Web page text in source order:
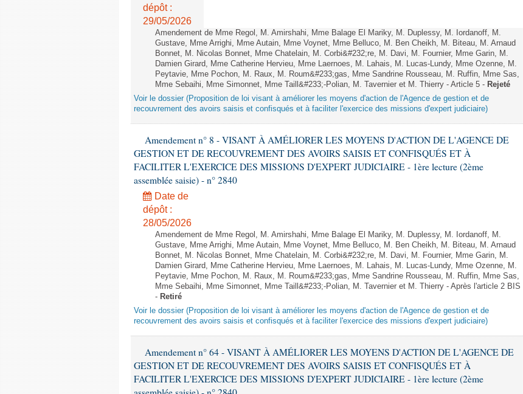
dépôt :
29/05/2026
Amendement de Mme Regol, M. Amirshahi, Mme Balage El Mariky, M. Duplessy, M. Iordanoff, M.
Gustave, Mme Arrighi, Mme Autain, Mme Voynet, Mme Belluco, M. Ben Cheikh, M. Biteau, M. Arnaud
Bonnet, M. Nicolas Bonnet, Mme Chatelain, M. Corbi&#232;re, M. Davi, M. Fournier, Mme Garin, M.
Damien Girard, Mme Catherine Hervieu, Mme Laernoes, M. Lahais, M. Lucas-Lundy, Mme Ozenne, M.
Peytavie, Mme Pochon, M. Raux, M. Roum&#233;gas, Mme Sandrine Rousseau, M. Ruffin, Mme Sas,
Mme Sebaihi, Mme Simonnet, Mme Taill&#233;-Polian, M. Tavernier et M. Thierry - Article 5 - Rejeté
Voir le dossier (Proposition de loi visant à améliorer les moyens d'action de l'Agence de gestion et de
recouvrement des avoirs saisis et confisqués et à faciliter l'exercice des missions d'expert judiciaire)
Amendement n° 8 - VISANT À AMÉLIORER LES MOYENS D'ACTION DE L'AGENCE DE
GESTION ET DE RECOUVREMENT DES AVOIRS SAISIS ET CONFISQUÉS ET À
FACILITER L'EXERCICE DES MISSIONS D'EXPERT JUDICIAIRE - 1ère lecture (2ème
assemblée saisie) - n° 2840
Date de
dépôt :
28/05/2026
Amendement de Mme Regol, M. Amirshahi, Mme Balage El Mariky, M. Duplessy, M. Iordanoff, M.
Gustave, Mme Arrighi, Mme Autain, Mme Voynet, Mme Belluco, M. Ben Cheikh, M. Biteau, M. Arnaud
Bonnet, M. Nicolas Bonnet, Mme Chatelain, M. Corbi&#232;re, M. Davi, M. Fournier, Mme Garin, M.
Damien Girard, Mme Catherine Hervieu, Mme Laernoes, M. Lahais, M. Lucas-Lundy, Mme Ozenne, M.
Peytavie, Mme Pochon, M. Raux, M. Roum&#233;gas, Mme Sandrine Rousseau, M. Ruffin, Mme Sas,
Mme Sebaihi, Mme Simonnet, Mme Taill&#233;-Polian, M. Tavernier et M. Thierry - Après l'article 2 BIS
- Retiré
Voir le dossier (Proposition de loi visant à améliorer les moyens d'action de l'Agence de gestion et de
recouvrement des avoirs saisis et confisqués et à faciliter l'exercice des missions d'expert judiciaire)
Amendement n° 64 - VISANT À AMÉLIORER LES MOYENS D'ACTION DE L'AGENCE DE
GESTION ET DE RECOUVREMENT DES AVOIRS SAISIS ET CONFISQUÉS ET À
FACILITER L'EXERCICE DES MISSIONS D'EXPERT JUDICIAIRE - 1ère lecture (2ème